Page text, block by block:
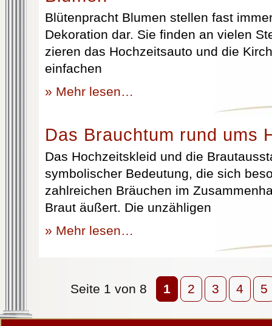
Blütenpracht Blumen stellen fast
Dekoration dar. Sie finden an vielen
zieren das Hochzeitsauto und die
einfachen
» Mehr lesen…
Das Brauchtum rund ums
Das Hochzeitskleid und die
symbolischer Bedeutung, die sich
zahlreichen Bräuchen im
Braut äußert. Die unzähligen
» Mehr lesen…
Seite 1 von 8 1 2 3 4 5